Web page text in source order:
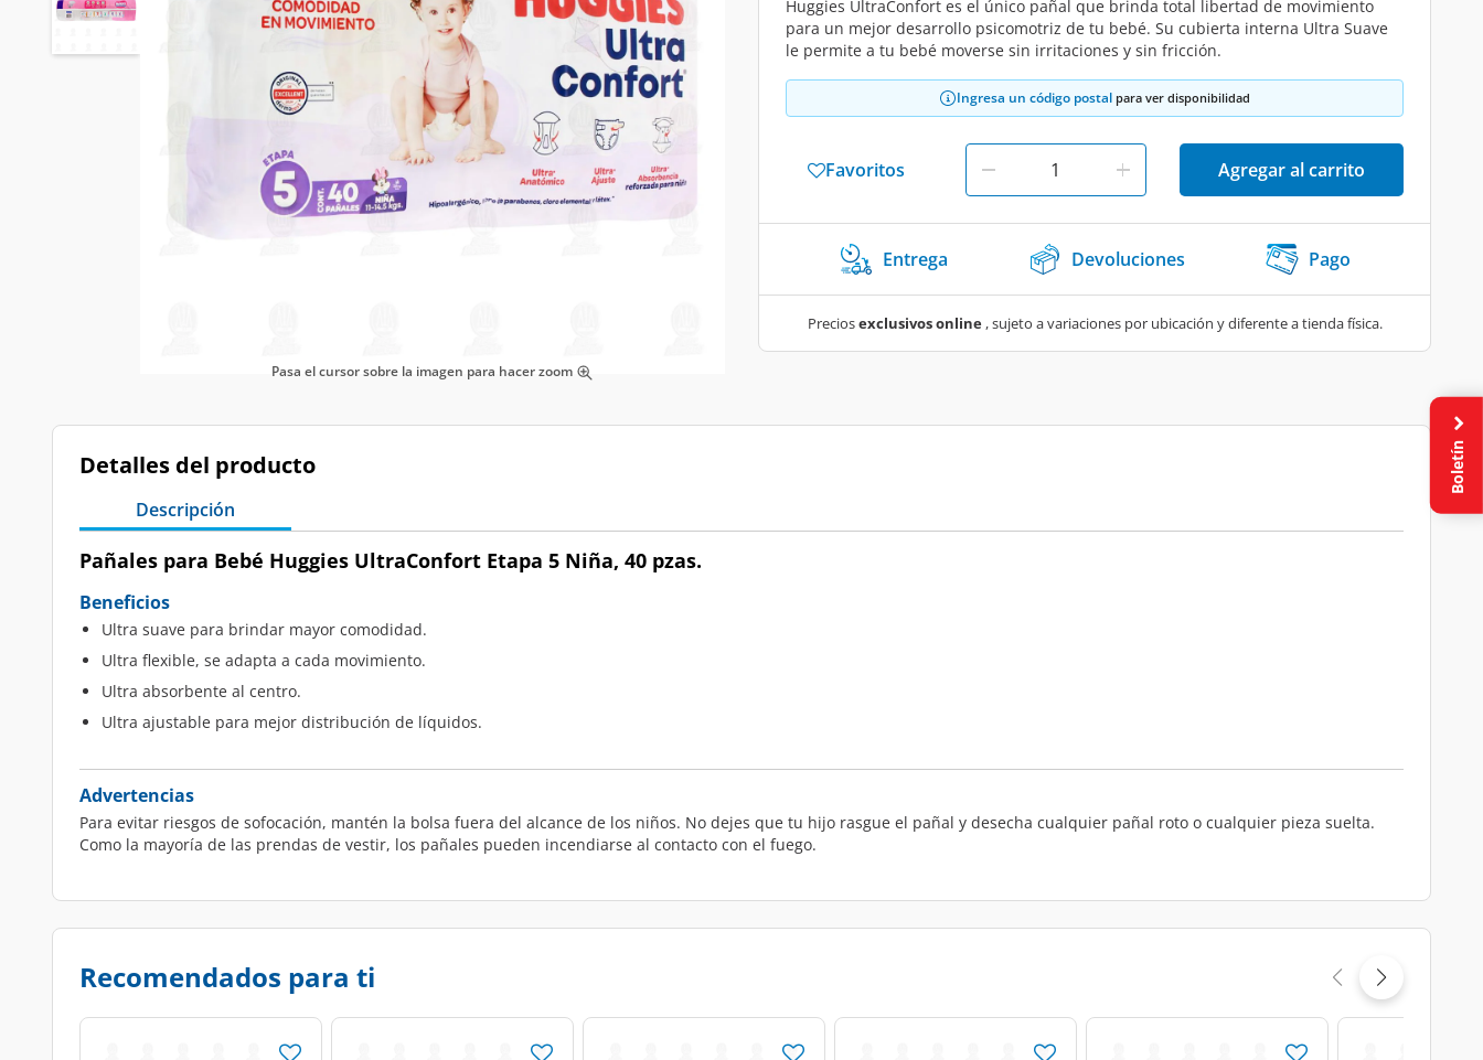
Pasa el cursor sobre la imagen para hacer zoom
Huggies UltraConfort es el único pañal que brinda total libertad de movimiento
para un mejor desarrollo psicomotriz de tu bebé. Su cubierta interna Ultra Suave
le permite a tu bebé moverse sin irritaciones y sin fricción.
Ingresa un código postal para ver disponibilidad
Favoritos Agregar al carrito
Entrega Devoluciones Pago
Preciosexclusivos online, sujeto a variaciones por ubicación y diferente a tienda física.
Detalles del producto
Descripción
Pañales para Bebé Huggies UltraConfort Etapa 5 Niña, 40 pzas.
Beneficios
Ultra suave para brindar mayor comodidad.
Ultra flexible, se adapta a cada movimiento.
Ultra absorbente al centro.
Ultra ajustable para mejor distribución de líquidos.
Advertencias
Para evitar riesgos de sofocación, mantén la bolsa fuera del alcance de los niños. No dejes que tu hijo rasgue el pañal y desecha cualquier pañal roto o cualquier pieza suelta.
Como la mayoría de las prendas de vestir, los pañales pueden incendiarse al contacto con el fuego.
Recomendados para ti
Boletín